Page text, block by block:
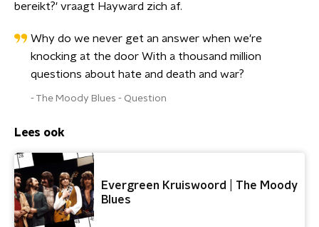
bereikt?' vraagt Hayward zich af.
Why do we never get an answer when we're
knocking at the door With a thousand million
questions about hate and death and war?
The Moody Blues - Question
Lees ook
Evergreen Kruiswoord | The Moody
Blues